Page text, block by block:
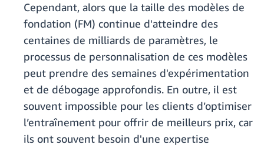
Cependant, alors que la taille des modèles de
fondation (FM) continue d'atteindre des
centaines de milliards de paramètres, le
processus de personnalisation de ces modèles
peut prendre des semaines d'expérimentation
et de débogage approfondis. En outre, il est
souvent impossible pour les clients d’optimiser
l’entraînement pour offrir de meilleurs prix, car
ils ont souvent besoin d'une expertise